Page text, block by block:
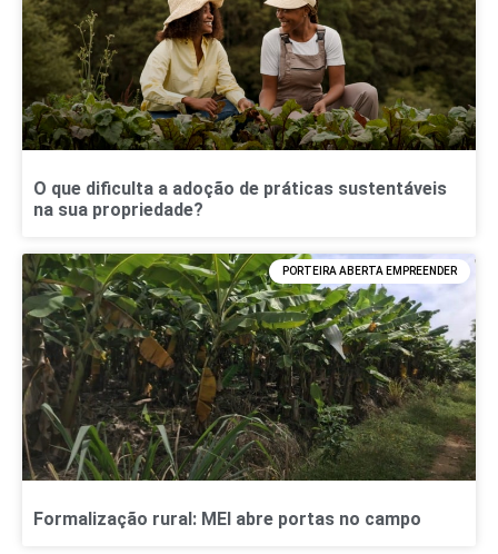
O que dificulta a adoção de práticas sustentáveis
na sua propriedade?
PORTEIRA ABERTA EMPREENDER
Formalização rural: MEI abre portas no campo